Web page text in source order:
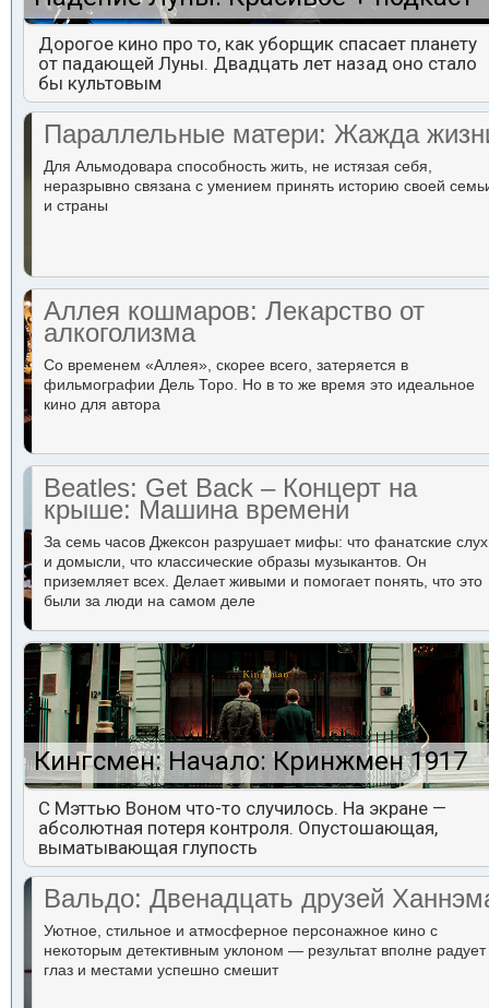
Дорогое кино про то, как уборщик спасает планету
от падающей Луны. Двадцать лет назад оно стало
бы культовым
Параллельные матери: Жажда
Для Альмодовара способность жить, не истязая себя,
неразрывно связана с умением принять историю своей
и страны
Аллея кошмаров: Лекарство от
алкоголизма
Со временем «Аллея», скорее всего, затеряется в
фильмографии Дель Торо. Но в то же время это идеальное
кино для автора
Beatles: Get Back – Концерт на
крыше: Машина времени
За семь часов Джексон разрушает мифы: что фанатские
и домысли, что классические образы музыкантов. Он
приземляет всех. Делает живыми и помогает понять, что это
были за люди на самом деле
Кингсмен: Начало: Кринжмен 1917
С Мэттью Воном что-то случилось. На экране —
абсолютная потеря контроля. Опустошающая,
выматывающая глупость
Вальдо: Двенадцать друзей
Уютное, стильное и атмосферное персонажное кино с
некоторым детективным уклоном — результат вполне радует
глаз и местами успешно смешит